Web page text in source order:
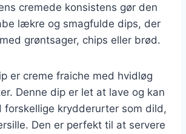
cremede konsistens gør den
lækre og smagfulde dips, der
grøntsager, chips eller brød.
er creme fraiche med hvidløg
Denne dip er let at lave og kan
forskellige krydderurter som dild,
Den er perfekt til at servere